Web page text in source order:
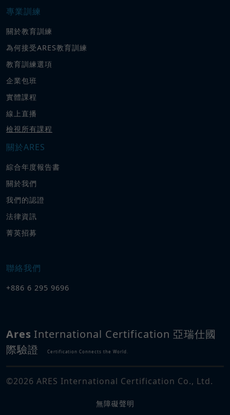
專業訓練
關於教育訓練
為何接受ARES教育訓練
教育訓練選項
企業包班
實體課程
線上直播
檢視所有課程
關於ARES
綜合年度報告書
關於我們
我們的認證
法律資訊
菁英招募
聯絡我們
+886 6 295 9696
Ares International Certification 亞瑞仕國
際驗證
Certification Connects the World.
©2026 ARES International Certification Co., Ltd.
無障礙聲明